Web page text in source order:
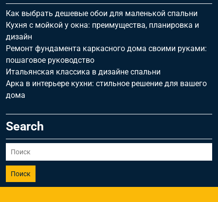
Как выбрать дешевые обои для маленькой спальни
Кухня с мойкой у окна: преимущества, планировка и
дизайн
Ремонт фундамента каркасного дома своими руками:
пошаговое руководство
Итальянская классика в дизайне спальни
Арка в интерьере кухни: стильное решение для вашего
дома
Search
Поиск